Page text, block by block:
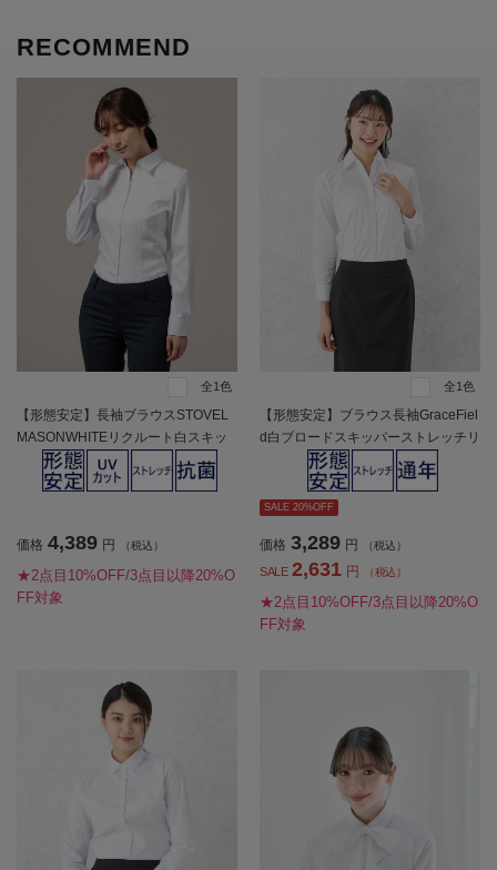
RECOMMEND
全1色
【形態安定】長袖ブラウスSTOVEL
MASONWHITEリクルート白スキッ
パー通年【レディース】
価格 4,389 円 （税込）
★2点目10%OFF/3点目以降20%O
FF対象
全1色
【形態安定】ブラウス長袖GraceFiel
d白ブロードスキッパーストレッチリ
クルート通年【レディース】
SALE 20%OFF
価格 3,289 円 （税込）
SALE 2,631 円 （税込）
★2点目10%OFF/3点目以降20%O
FF対象